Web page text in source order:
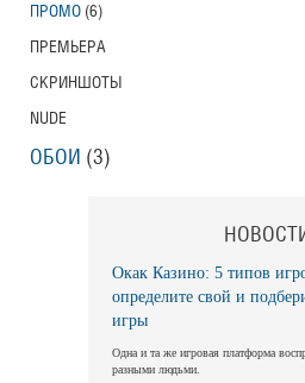
ПРОМО (6)
ПРЕМЬЕРА
СКРИНШОТЫ
NUDE
ОБОИ (3)
Окак Казино: 5 типов
определите свой и
игры
Одна и та же игровая платформа
разными людьми.